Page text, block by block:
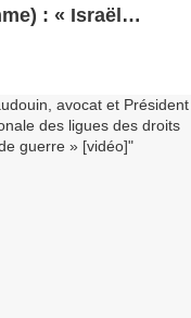
: « Israël
[vidéo]